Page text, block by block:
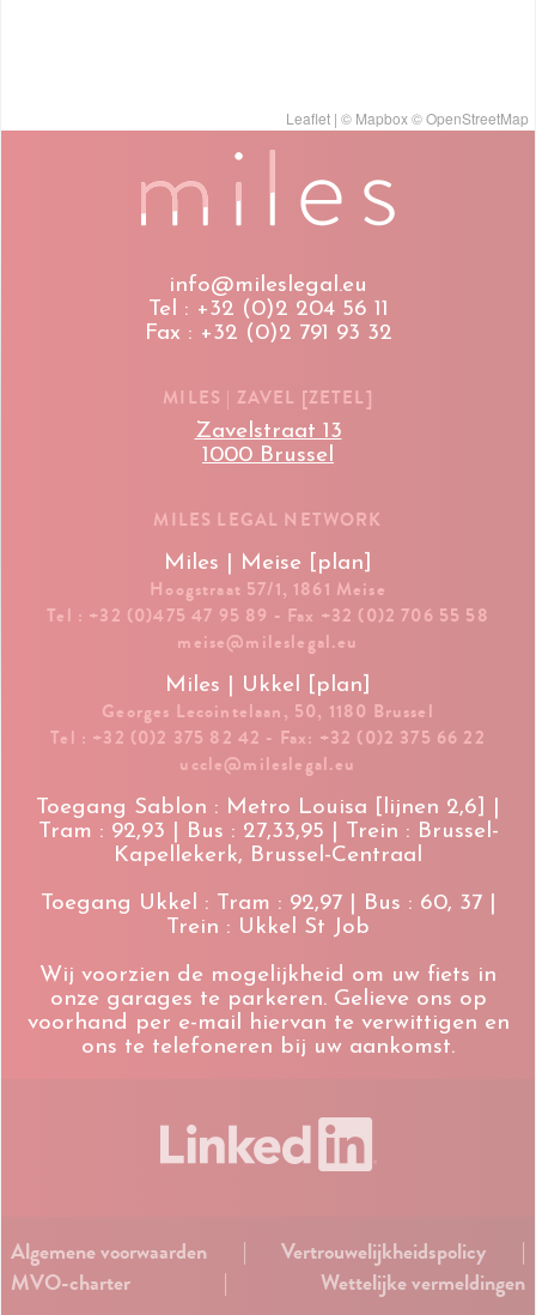
Leaflet | © Mapbox©OpenStreetMap
info@mileslegal.eu
Tel : +32 (0)2 204 56 11
Fax : +32 (0)2 791 93 32
MILES | ZAVEL [ZETEL]
Zavelstraat 13
1000 Brussel
MILES LEGAL NETWORK
Miles | Meise [plan]
Hoogstraat 57/1, 1861 Meise
Tel : +32 (0)475 47 95 89 - Fax +32 (0)2 706 55 58
meise@mileslegal.eu
Miles | Ukkel [plan]
Georges Lecointelaan, 50, 1180 Brussel
Tel : +32 (0)2 375 82 42 - Fax: +32 (0)2 375 66 22
uccle@mileslegal.eu
Toegang Sablon : Metro Louisa [lijnen 2,6] |
Tram : 92,93 | Bus : 27,33,95 | Trein : Brussel-
Kapellekerk, Brussel-Centraal
Toegang Ukkel : Tram : 92,97 | Bus : 60, 37 |
Trein : Ukkel St Job
Wij voorzien de mogelijkheid om uw fiets in
onze garages te parkeren. Gelieve ons op
voorhand per e-mail hiervan te verwittigen en
ons te telefoneren bij uw aankomst.
Algemene voorwaarden | Vertrouwelijkheidspolicy
|
MVO-charter
| Wettelijke vermeldingen